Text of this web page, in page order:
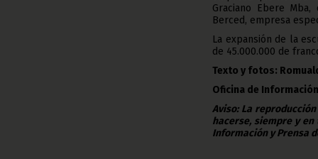
Graciano Ebere
Berced, empresa
La expansión de la
de 45.000.000 de
Texto y fotos:
Oficina de
Aviso: La
hacerse, siempre y
Información y Prensa